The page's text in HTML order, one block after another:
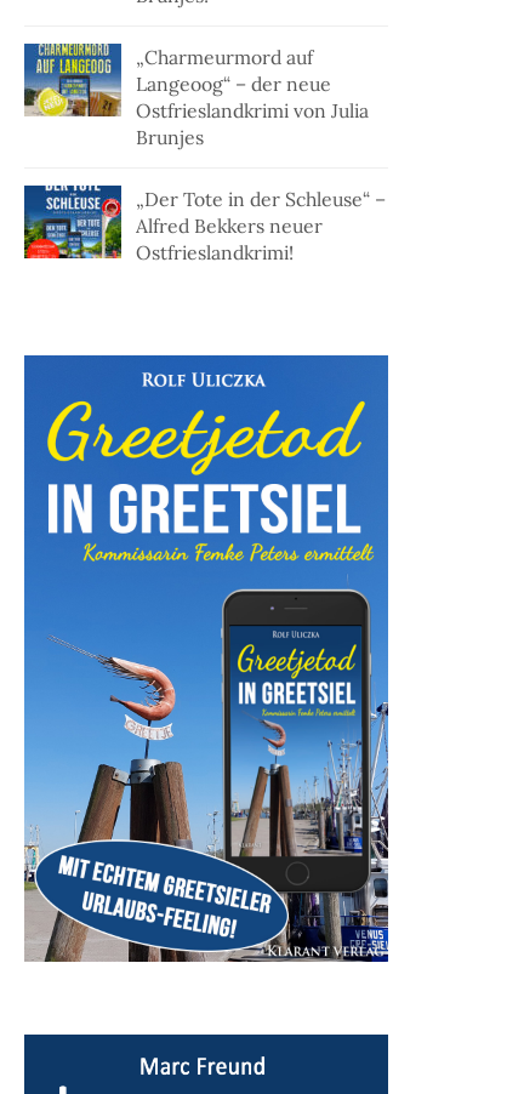
„Charmeurmord auf
Langeoog“ – der neue
Ostfrieslandkrimi von Julia
Brunjes
„Der Tote in der Schleuse“ –
Alfred Bekkers neuer
Ostfrieslandkrimi!